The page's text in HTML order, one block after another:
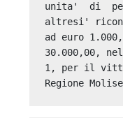
unita'  di
altresi'
ad euro
30.000,00,
1, per il